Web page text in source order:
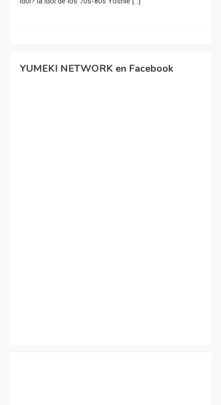
YUMEKI NETWORK en Facebook